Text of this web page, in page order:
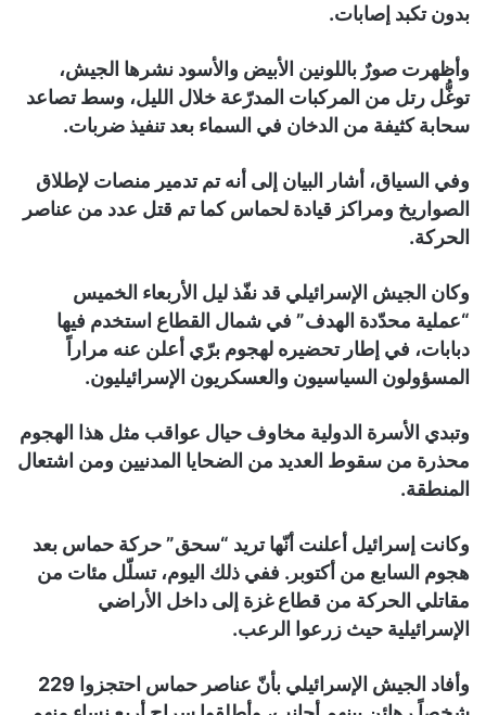
بدون تكبد إصابات.
وأظهرت صورٌ باللونين الأبيض والأسود نشرها الجيش،
توغُّل رتل من المركبات المدرّعة خلال الليل، وسط تصاعد
سحابة كثيفة من الدخان في السماء بعد تنفيذ ضربات.
وفي السياق، أشار البيان إلى أنه تم تدمير منصات لإطلاق
الصواريخ ومراكز قيادة لحماس كما تم قتل عدد من عناصر
الحركة.
وكان الجيش الإسرائيلي قد نفّذ ليل الأربعاء الخميس
“عملية محدّدة الهدف” في شمال القطاع استخدم فيها
دبابات، في إطار تحضيره لهجوم برّي أعلن عنه مراراً
المسؤولون السياسيون والعسكريون الإسرائيليون.
وتبدي الأسرة الدولية مخاوف حيال عواقب مثل هذا الهجوم
محذرة من سقوط العديد من الضحايا المدنيين ومن اشتعال
المنطقة.
وكانت إسرائيل أعلنت أنّها تريد “سحق” حركة حماس بعد
هجوم السابع من أكتوبر. ففي ذلك اليوم، تسلّل مئات من
مقاتلي الحركة من قطاع غزة إلى داخل الأراضي
الإسرائيلية حيث زرعوا الرعب.
وأفاد الجيش الإسرائيلي بأنّ عناصر حماس احتجزوا 229